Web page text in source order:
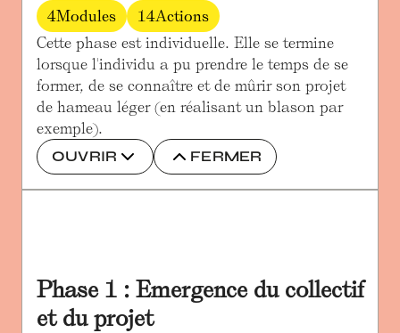
4Modules 14Actions
Cette phase est individuelle. Elle se termine
lorsque l'individu a pu prendre le temps de se
former, de se connaître et de mûrir son projet
de hameau léger (en réalisant un blason par
exemple).
OUVRIR FERMER
Phase 1 : Emergence du collectif
et du projet